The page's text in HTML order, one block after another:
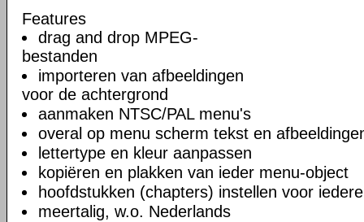
Features
drag and drop MPEG-
bestanden
importeren van afbeeldingen
voor de achtergrond
aanmaken NTSC/PAL menu's
overal op menu scherm tekst en
lettertype en kleur aanpassen
kopiëren en plakken van ieder menu-object
hoofdstukken (chapters) instellen voor
meertalig, w.o. Nederlands